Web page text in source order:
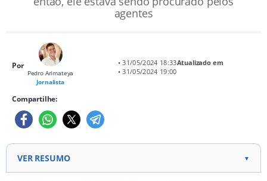
agentes
Por
Pedro Arimateya
Jornalista
• 31/05/2024 18:33Atualizado em
• 31/05/2024 19:00
Compartilhe:
VER RESUMO ▼